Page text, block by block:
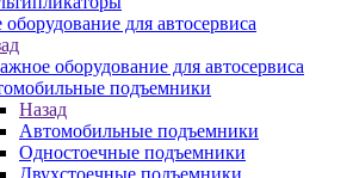
для автосервиса
оборудование для автосервиса
подъемники
Назад
Автомобильные подъемники
Одностоечные подъемники
Двухстоечные подъемники